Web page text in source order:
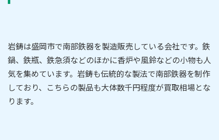
岩鋳は盛岡市で南部鉄器を製造販売している会社です。鉄
鍋、鉄瓶、鉄急須などのほかに香炉や風鈴などの小物も人
気を集めています。岩鋳も伝統的な製法で南部鉄器を制作
しており、こちらの製品も大体数千円程度が買取相場とな
ります。